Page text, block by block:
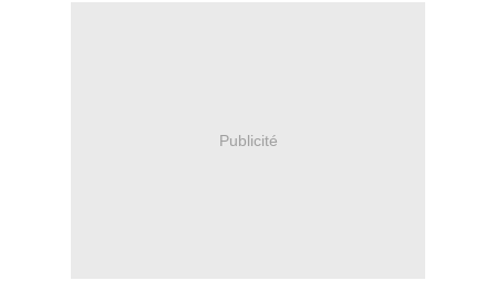
Publicité